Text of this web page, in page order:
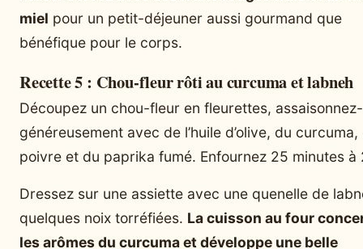
miel pour un petit-déjeuner aussi gourmand que
bénéfique pour le corps.
Recette 5 : Chou-fleur rôti au curcuma et labneh
Découpez un chou-fleur en fleurettes,
généreusement avec de l’huile d’olive, du curcuma,
poivre et du paprika fumé. Enfournez 25 minutes à
Dressez sur une assiette avec une quenelle de
quelques noix torréfiées. La cuisson au four
les arômes du curcuma et développe une belle